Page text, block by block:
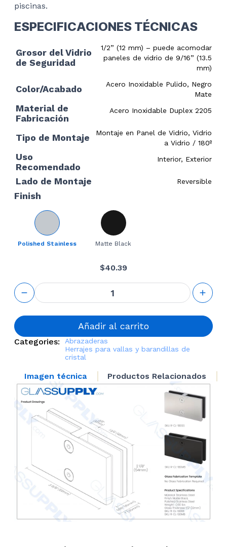
piscinas.
ESPECIFICACIONES TÉCNICAS
Grosor del Vidrio
de Seguridad
1/2” (12 mm) – puede acomodar
paneles de vidrio de 9/16” (13.5
mm)
Color/Acabado
Acero Inoxidable Pulido, Negro
Mate
Material de
Fabricación
Acero Inoxidable Duplex 2205
Tipo de Montaje
Montaje en Panel de Vidrio, Vidrio
a Vidrio / 180º
Uso
Recomendado
Interior, Exterior
Lado de Montaje Reversible
Finish
Polished Stainless Matte Black
$40.39
180°
Square
Glass-
to-Glass
Clamp
cantidad
Añadir al carrito
Categories:
Abrazaderas
Herrajes para vallas y barandillas de
cristal
Imagen técnica Productos Relacionados